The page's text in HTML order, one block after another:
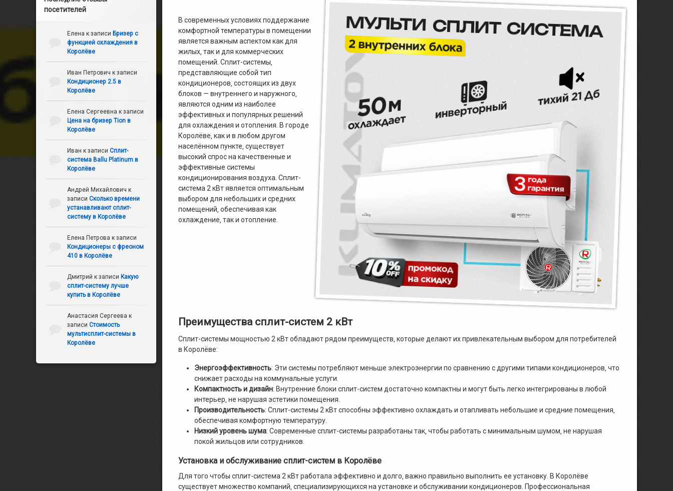
В современных условиях поддержание
комфортной температуры в помещении
является важным аспектом как для
жилых‚ так и для коммерческих
помещений. Сплит-системы‚
представляющие собой тип
кондиционеров‚ состоящих из двух
блоков — внутреннего и наружного‚
являются одним из наиболее
эффективных и популярных решений
для охлаждения и отопления. В городе
Королёве‚ как и в любом другом
населённом пункте‚ существует
высокий спрос на качественные и
эффективные системы
кондиционирования воздуха. Сплит-
система 2 кВт является оптимальным
выбором для небольших и средних
помещений‚ обеспечивая как
охлаждение‚ так и отопление.
Преимущества сплит-систем 2 кВт
Сплит-системы мощностью 2 кВт обладают рядом преимуществ‚ которые делают их привлекательным выбором для потребителей
в Королёве:
Энергоэффективность: Эти системы потребляют меньше электроэнергии по сравнению с другими типами кондиционеров‚ что
снижает расходы на коммунальные услуги.
Компактность и дизайн: Внутренние блоки сплит-систем достаточно компактны и могут быть легко интегрированы в любой
интерьер‚ не нарушая эстетики помещения.
Производительность: Сплит-системы 2 кВт способны эффективно охлаждать и отапливать небольшие и средние помещения‚
обеспечивая комфортную температуру.
Низкий уровень шума: Современные сплит-системы разработаны так‚ чтобы работать с минимальным шумом‚ не нарушая
покой жильцов или сотрудников.
Установка и обслуживание сплит-систем в Королёве
Для того чтобы сплит-система 2 кВт работала эффективно и долго‚ важно правильно выполнить ее установку. В Королёве
существует множество компаний‚ специализирующихся на установке и обслуживании кондиционеров. Профессиональная
посетителей
Елена к записи Бризер с
функцией охлаждения в
Королёве
Иван Петрович к записи
Кондиционер 2.5 в
Королёве
Елена Сергеевна к записи
Цена на бризер Tion в
Королёве
Иван к записи Сплит-
система Ballu Platinum в
Королёве
Андрей Михайлович к
записи Сколько времени
устанавливают сплит-
систему в Королёве
Елена Петрова к записи
Кондиционеры с фреоном
410 в Королёве
Дмитрий к записи Какую
сплит-систему лучше
купить в Королёве
Анастасия Сергеева к
записи Стоимость
мультисплит-системы в
Королёве